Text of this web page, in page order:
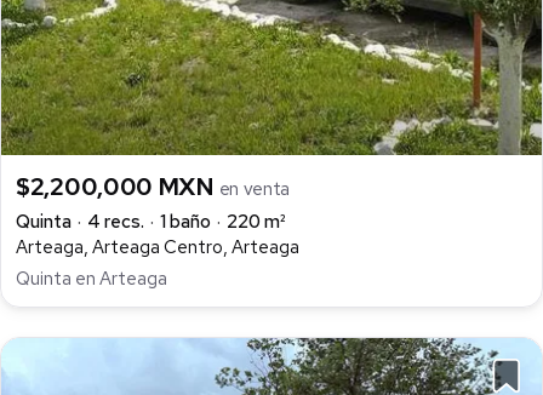
$2,200,000 MXN en venta
Quinta
4 recs. 1 baño
220 m²
Arteaga, Arteaga Centro, Arteaga
Quinta en Arteaga